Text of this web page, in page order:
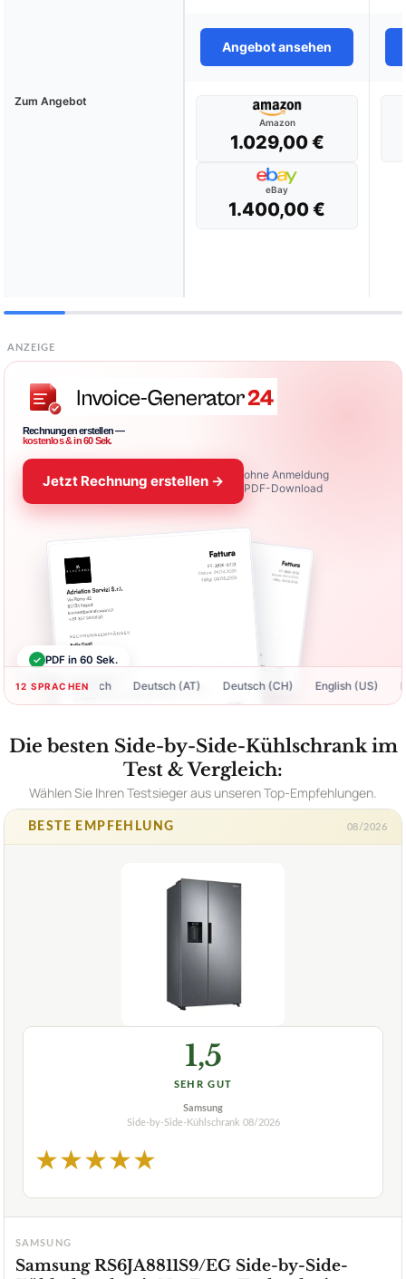
Angebot ansehen
Zum Angebot
Amazon
1.029,00 €
eBay
1.400,00 €
ANZEIGE
Rechnungen erstellen —
kostenlos & in 60 Sek.
Jetzt Rechnung erstellen →
ohne Anmeldung
PDF-Download
✓ PDF in 60 Sek.
12 SPRACHEN
Deutsch Deutsch (AT) Deutsch (CH) English (US)
Die besten Side-by-Side-Kühlschrank im
Test & Vergleich:
Wählen Sie Ihren Testsieger aus unseren Top-Empfehlungen.
BESTE EMPFEHLUNG 08/2026
1,5
SEHR GUT
Samsung
Side-by-Side-Kühlschrank 08/2026
★★★★★
SAMSUNG
Samsung RS6JA8811S9/EG Side-by-Side-